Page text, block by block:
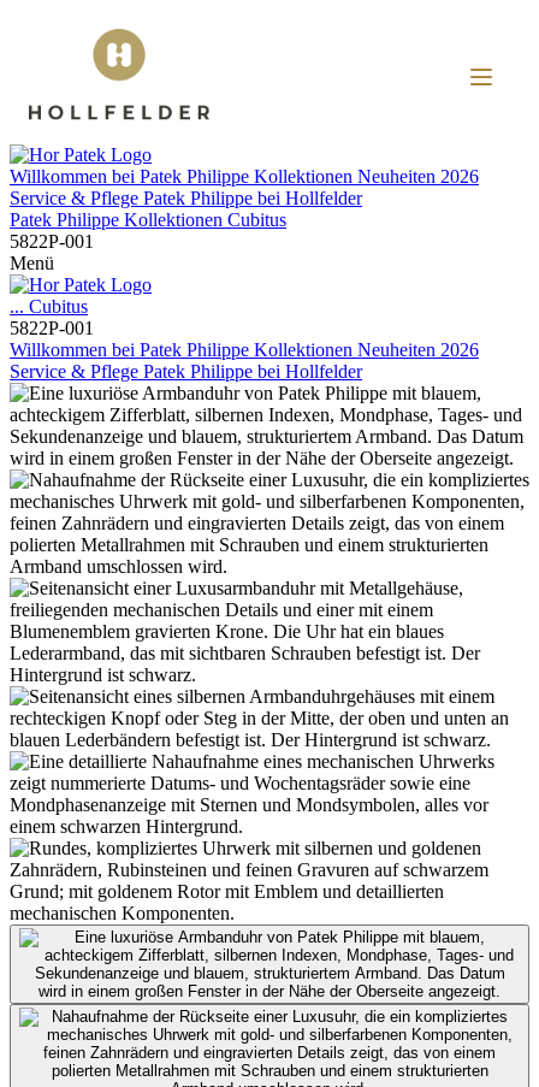
Willkommen bei Patek Philippe Kollektionen Neuheiten 2026
Service & Pflege Patek Philippe bei Hollfelder
Patek Philippe Kollektionen Cubitus
5822P-001
Menü
... Cubitus
5822P-001
Willkommen bei Patek Philippe Kollektionen Neuheiten 2026
Service & Pflege Patek Philippe bei Hollfelder